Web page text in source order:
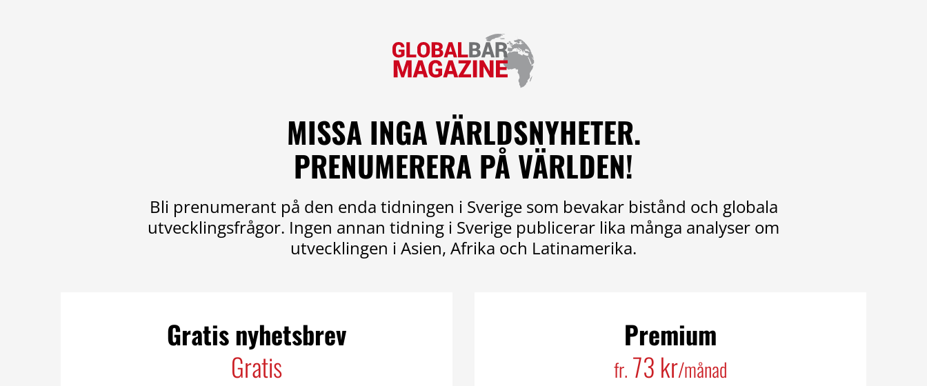
MISSA INGA VÄRLDSNYHETER.
PRENUMERERA PÅ VÄRLDEN!
Bli prenumerant på den enda tidningen i Sverige som bevakar bistånd och globala
utvecklingsfrågor. Ingen annan tidning i Sverige publicerar lika många analyser om
utvecklingen i Asien, Afrika och Latinamerika.
Gratis nyhetsbrev
Gratis
Premium
fr. 73 kr/månad